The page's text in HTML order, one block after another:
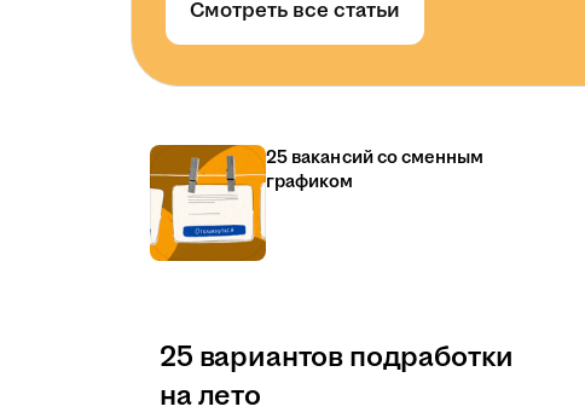
Смотреть все статьи
25 вакансий со сменным
графиком
25 вариантов подработки
на лето